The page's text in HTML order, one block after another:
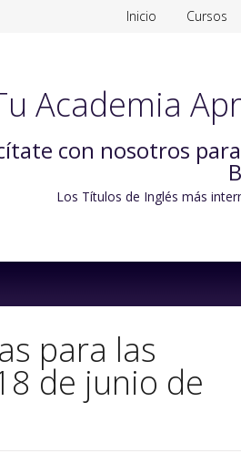
Inicio Cursos
Academia
con nosotros
Los Títulos de Inglés más
content
para las
de junio de